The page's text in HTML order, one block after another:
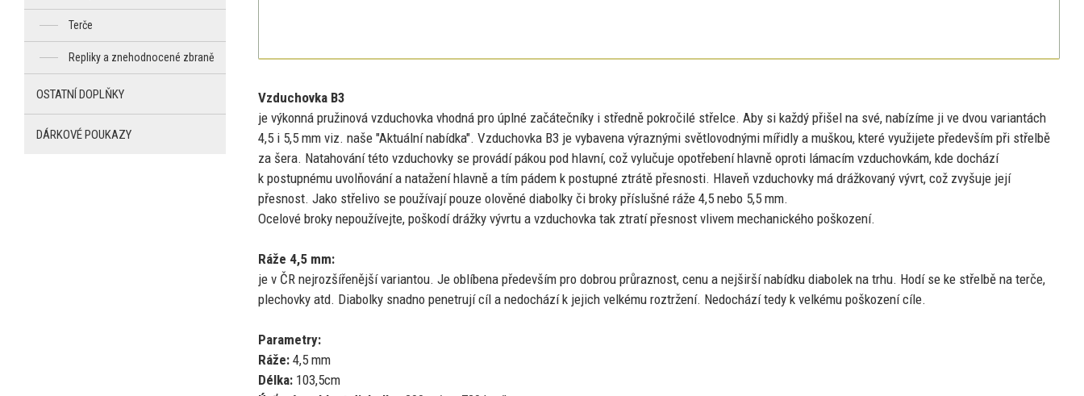
Vzduchovka B3
je výkonná pružinová vzduchovka vhodná pro úplné začátečníky i středně pokročilé střelce. Aby si každý přišel na své, nabízíme ji ve dvou variantách
4,5 i 5,5 mm viz. naše "Aktuální nabídka". Vzduchovka B3 je vybavena výraznými světlovodnými mířidly a muškou, které využijete především při střelbě
za šera. Natahování této vzduchovky se provádí pákou pod hlavní, což vylučuje opotřebení hlavně oproti lámacím vzduchovkám, kde dochází
k postupnému uvolňovánía natažení hlavně a tím pádem k postupné ztrátě přesnosti. Hlaveň vzduchovky má drážkovaný vývrt, což zvyšuje její
přesnost. Jako střelivo se používají pouze olověné diabolky či broky příslušné ráže 4,5 nebo 5,5 mm.
Ocelové broky nepoužívejte, poškodí drážky vývrtu a vzduchovka tak ztratí přesnost vlivem mechanického poškození.
Ráže 4,5 mm:
je v ČR nejrozšířenější variantou. Je oblíbena především pro dobrou průraznost, cenu a nejširší nabídku diabolek na trhu. Hodí se ke střelbě na terče,
plechovky atd. Diabolky snadno penetrují cíl a nedocházík jejich velkému roztržení. Nedochází tedy k velkému poškození cíle.
Parametry:
Ráže: 4,5 mm
Délka: 103,5cm
Terče
Repliky a znehodnocené zbraně
OSTATNÍ DOPLŇKY
DÁRKOVÉ POUKAZY